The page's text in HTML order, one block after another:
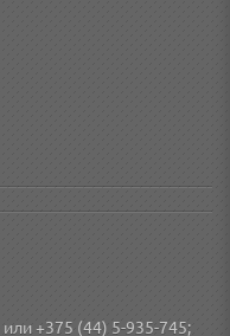
или +375 (44) 5-935-745;